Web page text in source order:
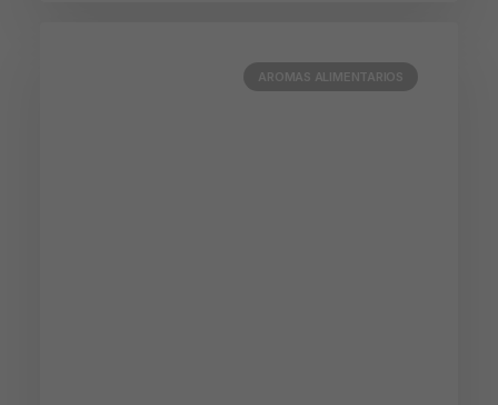
AROMAS ALIMENTARIOS